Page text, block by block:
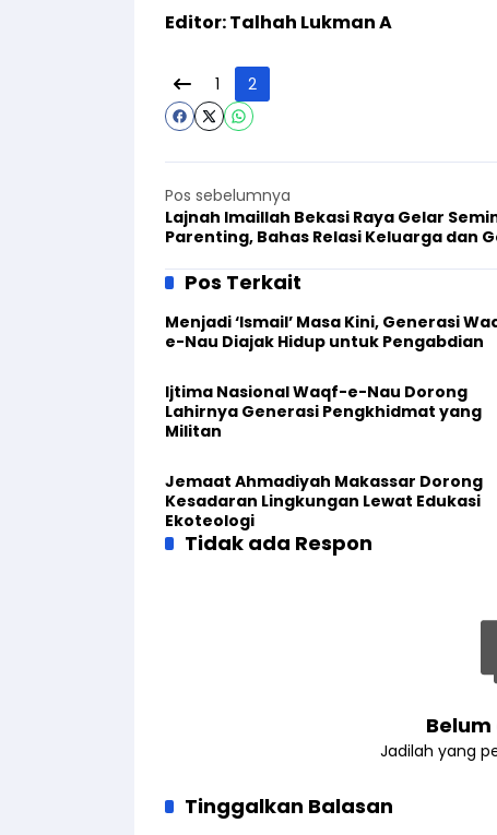
Editor: Talhah Lukman A
1 2
Pos sebelumnya
Lajnah Imaillah Bekasi Raya Gelar
Parenting, Bahas Relasi Keluarga dan
Pos Terkait
Menjadi ‘Ismail’ Masa Kini, Generasi
e-Nau Diajak Hidup untuk Pengabdian
Ijtima Nasional Waqf-e-Nau Dorong
Lahirnya Generasi Pengkhidmat yang
Militan
Jemaat Ahmadiyah Makassar Dorong
Kesadaran Lingkungan Lewat Edukasi
Ekoteologi
Tidak ada Respon
Jadilah yang
Tinggalkan Balasan